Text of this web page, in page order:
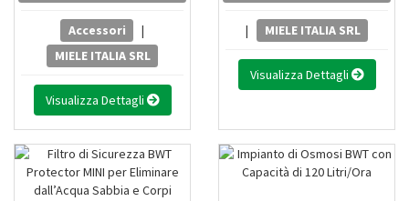
Accessori
|
MIELE ITALIA SRL
Visualizza Dettagli
| MIELE ITALIA SRL
Visualizza Dettagli